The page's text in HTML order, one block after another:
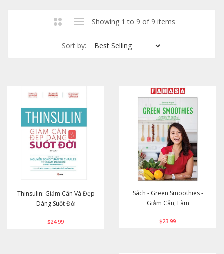
Showing 1 to 9 of 9 items
Sort by:
Thinsulin: Giảm Cân Và Đẹp
Dáng Suốt Đời
$24.99
Sách - Green Smoothies -
Giảm Cân, Làm
$23.99